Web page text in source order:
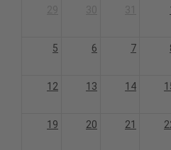
5 6 7
12 13 14
19 20 21